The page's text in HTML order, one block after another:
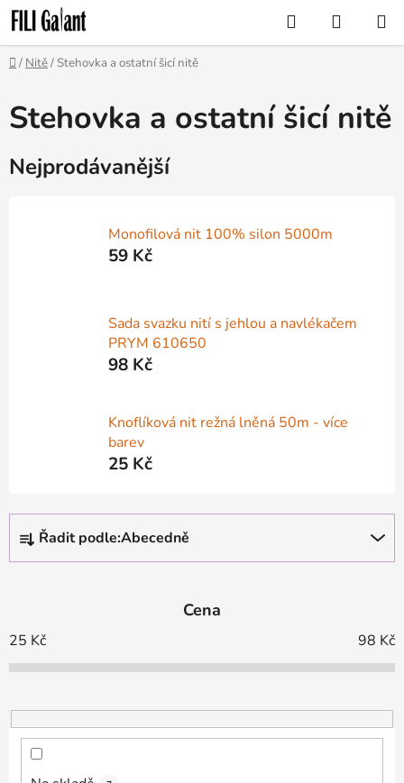
Přejít
na
obsah
Hledat
KOŠÍK
Domů
/ Nitě/ Stehovka a ostatní šicí nitě
Stehovka a ostatní šicí nitě
Nejprodávanější
Monofilová nit 100% silon 5000m
59 Kč
Sada svazku nití s jehlou a navlékačem
PRYM 610650
98 Kč
Knoflíková nit režná lněná 50m - více
barev
25 Kč
z
í
p
o
d
Řadit podle:Abecedně
Cena
25 Kč 98 Kč